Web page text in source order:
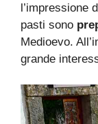
l’impressione
pasti sono
Medioevo.
grande